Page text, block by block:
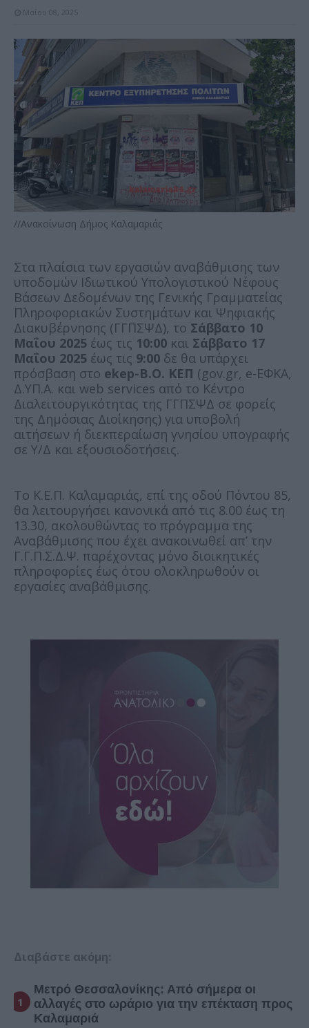
Μαΐου 08, 2025
//Ανακοίνωση Δήμος Καλαμαριάς
Στα πλαίσια των εργασιών αναβάθμισης των
υποδομών Ιδιωτικού Υπολογιστικού Νέφους
Βάσεων Δεδομένων της Γενικής Γραμματείας
Πληροφοριακών Συστημάτων και Ψηφιακής
Διακυβέρνησης (ΓΓΠΣΨΔ), το Σάββατο 10
Μαΐου 2025 έως τις 10:00 και Σάββατο 17
Μαΐου 2025 έως τις 9:00 δε θα υπάρχει
πρόσβαση στο ekep-B.O. ΚΕΠ (gov.gr, e-ΕΦΚΑ,
Δ.ΥΠ.Α. και web services από το Κέντρο
Διαλειτουργικότητας της ΓΓΠΣΨΔ σε φορείς
της Δημόσιας Διοίκησης) για υποβολή
αιτήσεων ή διεκπεραίωση γνησίου υπογραφής
σε Υ/Δ και εξουσιοδοτήσεις.
Το Κ.Ε.Π. Καλαμαριάς, επί της οδού Πόντου 85,
θα λειτουργήσει κανονικά από τις 8.00 έως τη
13.30, ακολουθώντας το πρόγραμμα της
Αναβάθμισης που έχει ανακοινωθεί απ’ την
Γ.Γ.Π.Σ.Δ.Ψ. παρέχοντας μόνο διοικητικές
πληροφορίες έως ότου ολοκληρωθούν οι
εργασίες αναβάθμισης.
Διαβάστε ακόμη:
Μετρό Θεσσαλονίκης: Από σήμερα οι
αλλαγές στο ωράριο για την επέκταση προς
Καλαμαριά